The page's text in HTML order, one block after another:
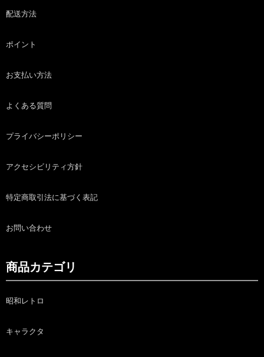
配送方法
ポイント
お支払い方法
よくある質問
プライバシーポリシー
アクセシビリティ方針
特定商取引法に基づく表記
お問い合わせ
商品カテゴリ
昭和レトロ
キャラクタ